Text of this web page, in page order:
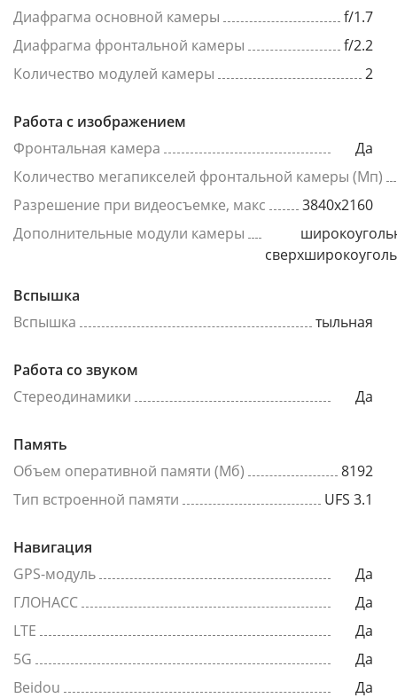
Диафрагма основной камеры
f/1.7
Диафрагма фронтальной камеры
f/2.2
Количество модулей камеры
2
Работа с изображением
Фронтальная камера
Да
Количество мегапикселей фронтальной камеры (Мп)
Разрешение при видеосъемке, макс
3840x2160
Дополнительные модули камеры
Вспышка
Вспышка
тыльная
Работа со звуком
Стереодинамики
Да
Память
Объем оперативной памяти (Мб)
8192
Тип встроенной памяти
UFS 3.1
Навигация
GPS-модуль
Да
ГЛОНАСС
Да
LTE
Да
5G
Да
Beidou
Да